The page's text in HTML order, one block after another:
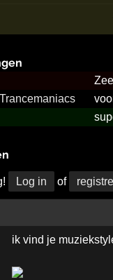
Trance­maniac­s
Log in of
ik vind je